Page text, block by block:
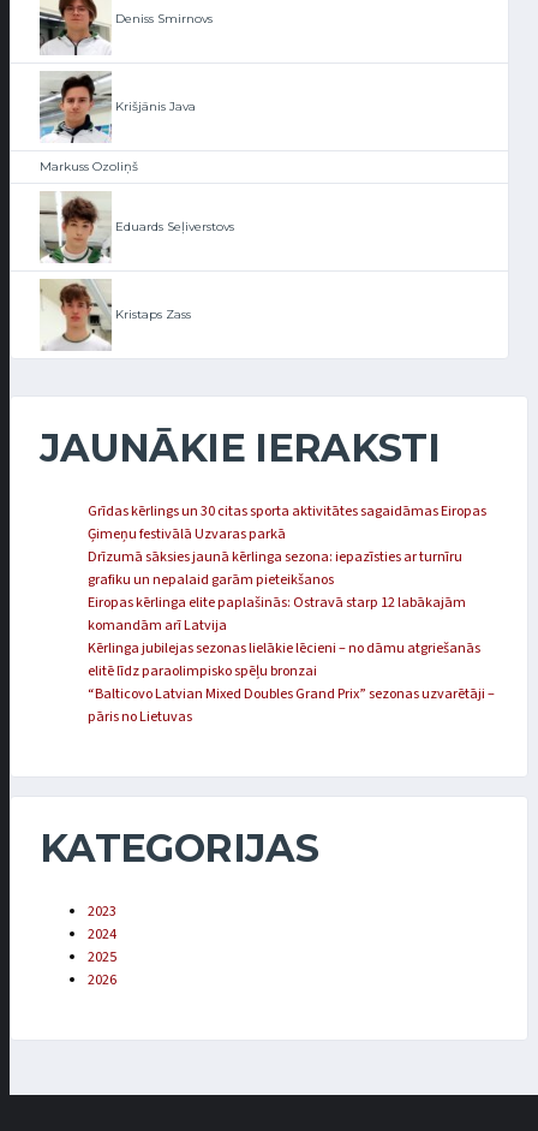
Deniss Smirnovs
Krišjānis Java
Markuss Ozoliņš
Eduards Seļiverstovs
Kristaps Zass
JAUNĀKIE IERAKSTI
Grīdas kērlings un 30 citas sporta aktivitātes sagaidāmas Eiropas
Ģimeņu festivālā Uzvaras parkā
Drīzumā sāksies jaunā kērlinga sezona: iepazīsties ar turnīru
grafiku un nepalaid garām pieteikšanos
Eiropas kērlinga elite paplašinās: Ostravā starp 12 labākajām
komandām arī Latvija
Kērlinga jubilejas sezonas lielākie lēcieni – no dāmu atgriešanās
elitē līdz paraolimpisko spēļu bronzai
“Balticovo Latvian Mixed Doubles Grand Prix” sezonas uzvarētāji –
pāris no Lietuvas
KATEGORIJAS
2023
2024
2025
2026